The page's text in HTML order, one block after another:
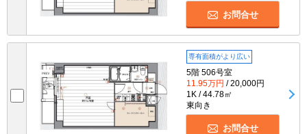
お問合せ
専有面積がより広い
5階 506号室
11.95万円 / 20,000円
1K / 44.78㎡
東向き
お問合せ